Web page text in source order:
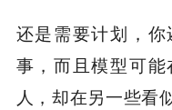
还是需要计划，
事，而且模型可
人，却在另一些看